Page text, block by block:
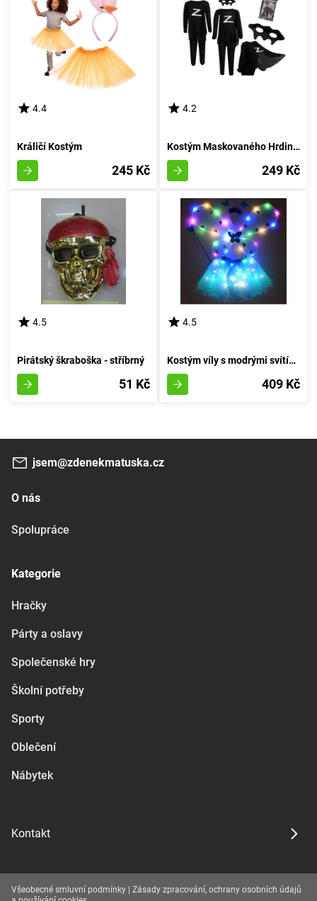
4.4
Králičí Kostým
245 Kč
4.2
Kostým Maskovaného Hrdiny velikosti M pro postavy výšky 110-120 cm
249 Kč
4.5
Pirátský škraboška - stříbrný
51 Kč
4.5
Kostým víly s modrými svítícími křídly
409 Kč
jsem@zdenekmatuska.cz
O nás
Spolupráce
Kategorie
Hračky
Párty a oslavy
Společenské hry
Školní potřeby
Sporty
Oblečení
Nábytek
Kontakt
Všeobecné smluvní podmínky | Zásady zpracování, ochrany osobních údajů